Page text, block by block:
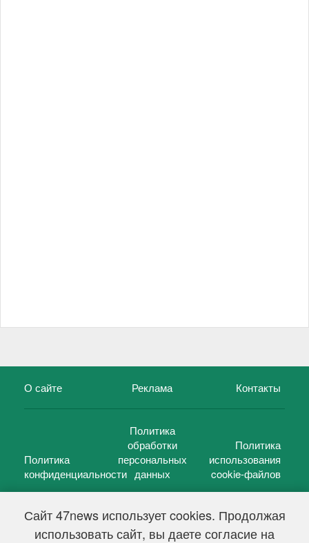
Сайт 47news использует cookies. Продолжая
использовать сайт, вы даете согласие на
О сайте Реклама Контакты
Политика
конфиденциальности
Политика
обработки
персональных
данных
Политика
использования
cookie-файлов